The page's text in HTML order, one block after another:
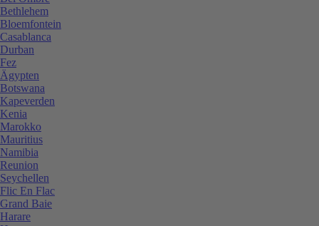
Bethlehem
Bloemfontein
Casablanca
Durban
Fez
Ägypten
Botswana
Kapeverden
Kenia
Marokko
Mauritius
Namibia
Reunion
Seychellen
Flic En Flac
Grand Baie
Harare